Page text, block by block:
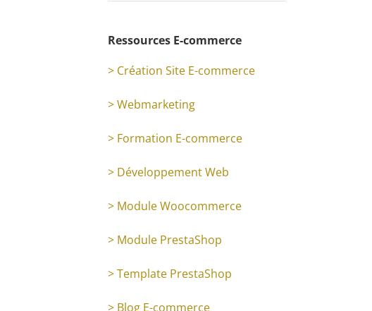
Ressources E-commerce
> Création Site E-commerce
> Webmarketing
> Formation E-commerce
> Développement Web
> Module Woocommerce
> Module PrestaShop
> Template PrestaShop
> Blog E-commerce